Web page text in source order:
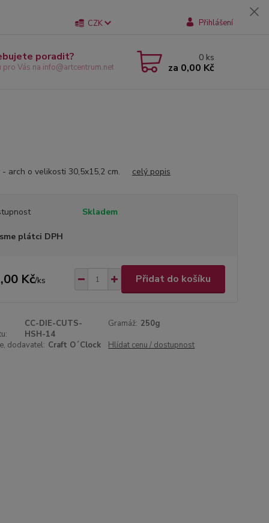
CZK Přihlášení
poradit?
pro Vás na info@artcentrum.net
0 ks
za 0,00 Kč
- arch o velikosti 30,5x15,2 cm. celý popis
Skladem
plátci DPH
Kč/ks Přidat do košíku
CC-DIE-CUTS-
HSH-14
Gramáž: 250g
dodavatel: Craft O´Clock Hlídat cenu / dostupnost